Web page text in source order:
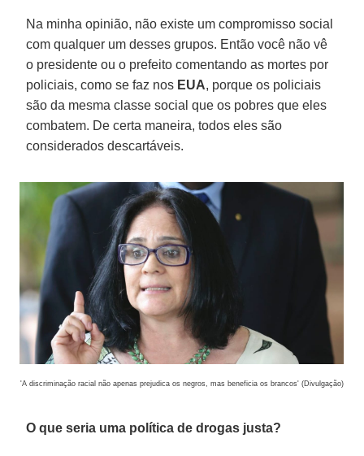
Na minha opinião, não existe um compromisso social
com qualquer um desses grupos. Então você não vê
o presidente ou o prefeito comentando as mortes por
policiais, como se faz nos EUA, porque os policiais
são da mesma classe social que os pobres que eles
combatem. De certa maneira, todos eles são
considerados descartáveis.
'A discriminação racial não apenas prejudica os negros, mas beneficia os brancos' (Divulgação)
O que seria uma política de drogas justa?